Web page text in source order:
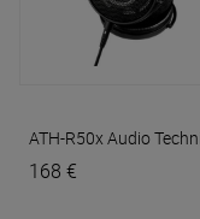
ATH-R50x Audio
168 €